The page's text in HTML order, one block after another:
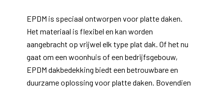
EPDM is speciaal ontworpen voor platte daken.
Het materiaal is flexibel en kan worden
aangebracht op vrijwel elk type plat dak. Of het nu
gaat om een woonhuis of een bedrijfsgebouw,
EPDM dakbedekking biedt een betrouwbare en
duurzame oplossing voor platte daken. Bovendien